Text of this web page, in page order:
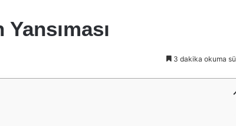
3 dakika okuma